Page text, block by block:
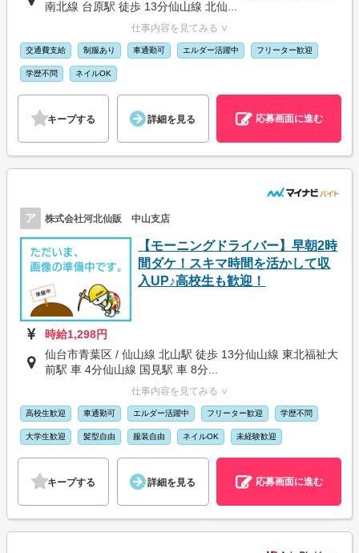
南北線 台原駅 徒歩 13分仙山線 北仙...
仕事内容を見てみる ∨
交通費支給 制服あり 車通勤可 エルダー活躍中 フリーター歓迎
学歴不問 ネイルOK
キープする 詳細を見る 応募画面に進む
ア 株式会社河北仙販 中山支店
【モーニングドライバー】早朝2時
間ダケ！スキマ時間を活かして収
入UP♪高校生も歓迎！
時給1,298円
仙台市青葉区 / 仙山線 北山駅 徒歩 13分仙山線 東北福祉大
前駅 車 4分仙山線 国見駅 車 8分...
仕事内容を見てみる ∨
高校生歓迎 車通勤可 エルダー活躍中 フリーター歓迎 学歴不問
大学生歓迎 髪型自由 服装自由 ネイルOK 未経験歓迎
キープする 詳細を見る 応募画面に進む